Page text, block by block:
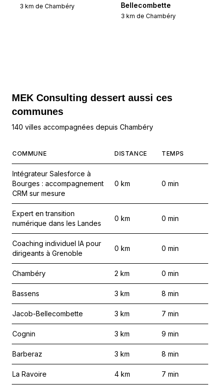
3 km de Chambéry
Bellecombette
3 km de Chambéry
MEK Consulting dessert aussi ces
communes
140 villes accompagnées depuis Chambéry
COMMUNE DISTANCE TEMPS
Intégrateur Salesforce à
Bourges : accompagnement
CRM sur mesure
0 km 0 min
Expert en transition
numérique dans les Landes
0 km 0 min
Coaching individuel IA pour
dirigeants à Grenoble
0 km 0 min
Chambéry 2 km 0 min
Bassens 3 km 8 min
Jacob-Bellecombette 3 km 7 min
Cognin 3 km 9 min
Barberaz 3 km 8 min
La Ravoire 4 km 7 min